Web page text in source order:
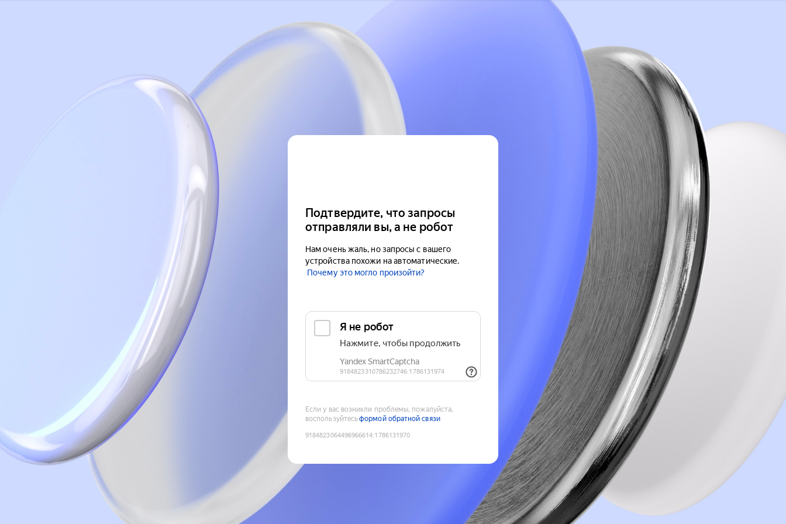
Подтвердите, что запросы
отправляли вы, а не робот
Нам очень жаль, но запросы с вашего
устройства похожи на автоматические.
Почему это могло произойти?
Если у вас возникли проблемы, пожалуйста,
воспользуйтесьформой обратной связи
9184823064496966614:1786131970